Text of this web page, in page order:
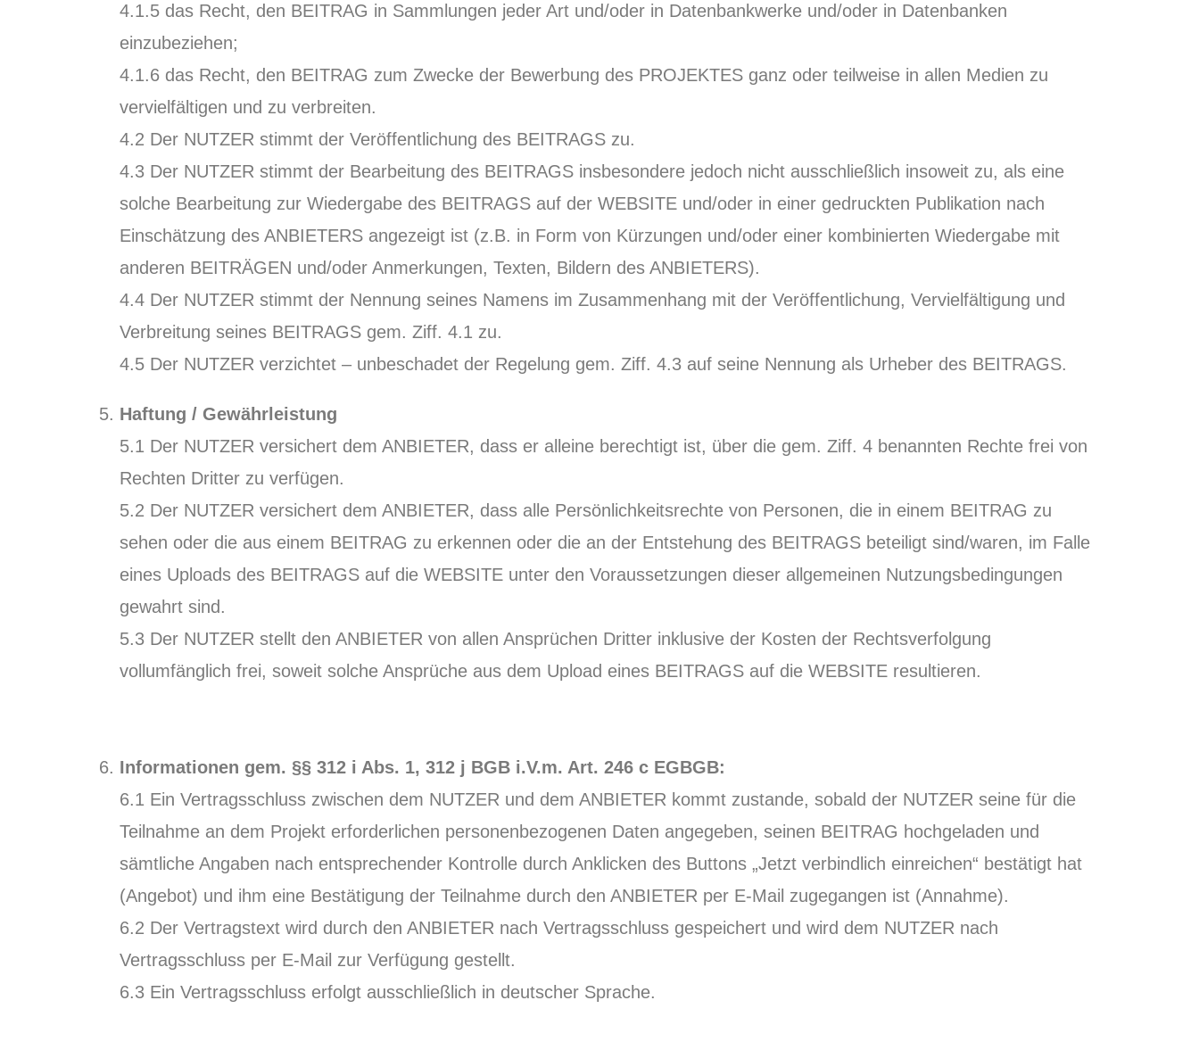
4.1.5 das Recht, den BEITRAG in Sammlungen jeder Art und/oder in Datenbankwerke und/oder in Datenbanken
einzubeziehen;
4.1.6 das Recht, den BEITRAG zum Zwecke der Bewerbung des PROJEKTES ganz oder teilweise in allen Medien zu
vervielfältigen und zu verbreiten.
4.2 Der NUTZER stimmt der Veröffentlichung des BEITRAGS zu.
4.3 Der NUTZER stimmt der Bearbeitung des BEITRAGS insbesondere jedoch nicht ausschließlich insoweit zu, als eine
solche Bearbeitung zur Wiedergabe des BEITRAGS auf der WEBSITE und/oder in einer gedruckten Publikation nach
Einschätzung des ANBIETERS angezeigt ist (z.B. in Form von Kürzungen und/oder einer kombinierten Wiedergabe mit
anderen BEITRÄGEN und/oder Anmerkungen, Texten, Bildern des ANBIETERS).
4.4 Der NUTZER stimmt der Nennung seines Namens im Zusammenhang mit der Veröffentlichung, Vervielfältigung und
Verbreitung seines BEITRAGS gem. Ziff. 4.1 zu.
4.5 Der NUTZER verzichtet – unbeschadet der Regelung gem. Ziff. 4.3 auf seine Nennung als Urheber des BEITRAGS.
Haftung / Gewährleistung
5.1 Der NUTZER versichert dem ANBIETER, dass er alleine berechtigt ist, über die gem. Ziff. 4 benannten Rechte frei von
Rechten Dritter zu verfügen.
5.2 Der NUTZER versichert dem ANBIETER, dass alle Persönlichkeitsrechte von Personen, die in einem BEITRAG zu
sehen oder die aus einem BEITRAG zu erkennen oder die an der Entstehung des BEITRAGS beteiligt sind/waren, im Falle
eines Uploads des BEITRAGS auf die WEBSITE unter den Voraussetzungen dieser allgemeinen Nutzungsbedingungen
gewahrt sind.
5.3 Der NUTZER stellt den ANBIETER von allen Ansprüchen Dritter inklusive der Kosten der Rechtsverfolgung
vollumfänglich frei, soweit solche Ansprüche aus dem Upload eines BEITRAGS auf die WEBSITE resultieren.
Informationen gem. §§ 312 i Abs. 1, 312 j BGB i.V.m. Art. 246 c EGBGB:
6.1 Ein Vertragsschluss zwischen dem NUTZER und dem ANBIETER kommt zustande, sobald der NUTZER seine für die
Teilnahme an dem Projekt erforderlichen personenbezogenen Daten angegeben, seinen BEITRAG hochgeladen und
sämtliche Angaben nach entsprechender Kontrolle durch Anklicken des Buttons „Jetzt verbindlich einreichen“ bestätigt hat
(Angebot) und ihm eine Bestätigung der Teilnahme durch den ANBIETER per E-Mail zugegangen ist (Annahme).
6.2 Der Vertragstext wird durch den ANBIETER nach Vertragsschluss gespeichert und wird dem NUTZER nach
Vertragsschluss per E-Mail zur Verfügung gestellt.
6.3 Ein Vertragsschluss erfolgt ausschließlich in deutscher Sprache.